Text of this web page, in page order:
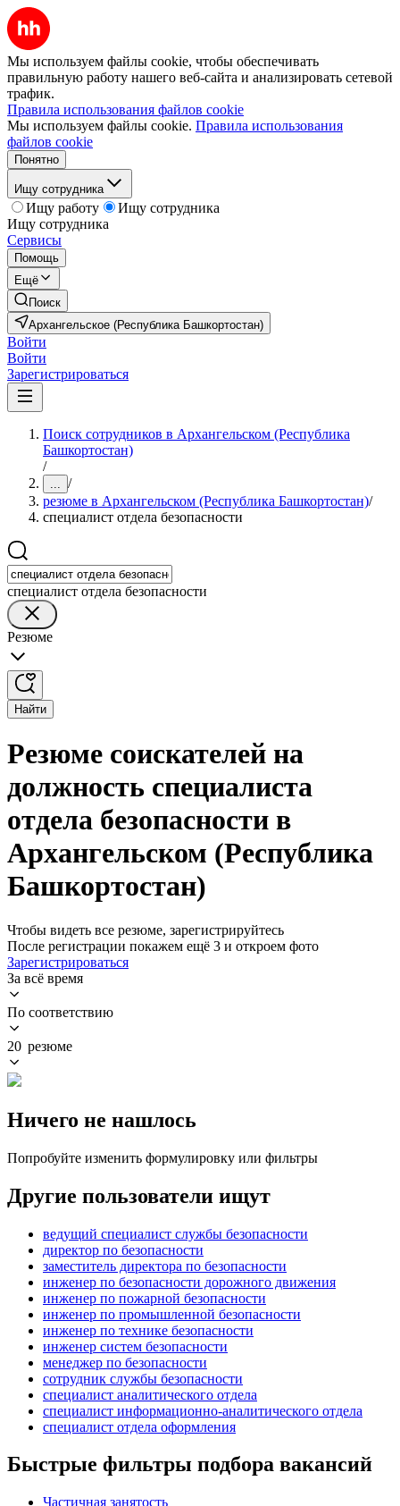
Мы используем файлы cookie, чтобы обеспечивать
правильную работу нашего веб-сайта и анализировать сетевой
трафик.
Правила использования файлов cookie
Мы используем файлы cookie. Правила использования
файлов cookie
Понятно
Ищу сотрудника
Ищу работу
Ищу сотрудника
Ищу сотрудника
Сервисы
Помощь
Ещё
Поиск
Архангельское (Республика Башкортостан)
Войти
Войти
Зарегистрироваться
Поиск сотрудников в Архангельском (Республика
Башкортостан)
/
... /
резюме в Архангельском (Республика Башкортостан)/
специалист отдела безопасности
специалист отдела безопасности
Резюме
Найти
Резюме соискателей на
должность специалиста
отдела безопасности в
Архангельском (Республика
Башкортостан)
Чтобы видеть все резюме, зарегистрируйтесь
После регистрации покажем ещё 3 и откроем фото
Зарегистрироваться
За всё время
По соответствию
20 резюме
Ничего не нашлось
Попробуйте изменить формулировку или фильтры
Другие пользователи ищут
ведущий специалист службы безопасности
директор по безопасности
заместитель директора по безопасности
инженер по безопасности дорожного движения
инженер по пожарной безопасности
инженер по промышленной безопасности
инженер по технике безопасности
инженер систем безопасности
менеджер по безопасности
сотрудник службы безопасности
специалист аналитического отдела
специалист информационно-аналитического отдела
специалист отдела оформления
Быстрые фильтры подбора вакансий
Частичная занятость